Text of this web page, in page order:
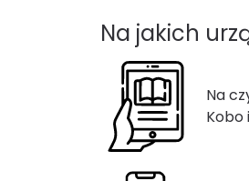
Na jakich
Na
Kobo